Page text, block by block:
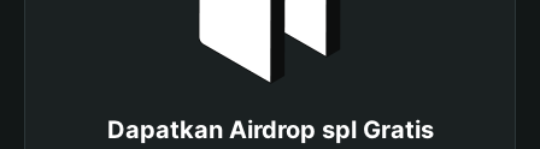
Dapatkan Airdrop spl Gratis